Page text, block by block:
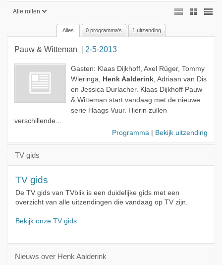
Alle rollen
Alle rollen
Gast
Alles 0 programma's 1 uitzending
Pauw & Witteman 2-5-2013
Gasten: Klaas Dijkhoff, Axel Rüger, Tommy
Wieringa, Henk Aalderink, Adriaan van Dis
en Jessica Durlacher. Klaas Dijkhoff Pauw
& Witteman start vandaag met de nieuwe
serie Haags Vuur. Hierin zullen
verschillende...
Programma | Bekijk uitzending
TV gids
TV gids
De TV gids van TVblik is een duidelijke gids met een
overzicht van alle uitzendingen die vandaag op TV zijn.
Bekijk onze TV gids
Nieuws over Henk Aalderink